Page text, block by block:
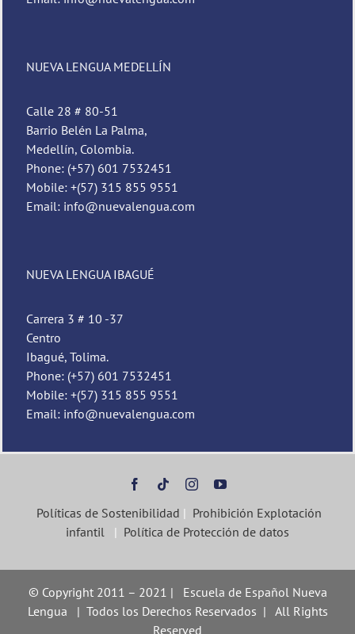
NUEVA LENGUA MEDELLÍN
Calle 28 # 80-51
Barrio Belén La Palma,
Medellín, Colombia.
Phone: (+57) 601 7532451
Mobile: +(57) 315 855 9551
Email: info@nuevalengua.com
NUEVA LENGUA IBAGUÉ
Carrera 3 # 10 -37
Centro
Ibagué, Tolima.
Phone: (+57) 601 7532451
Mobile: +(57) 315 855 9551
Email: info@nuevalengua.com
Políticas de Sostenibilidad | Prohibición Explotación
infantil | Política de Protección de datos
© Copyright 2011 – 2021 | Escuela de Español Nueva
Lengua | Todos los Derechos Reservados | All Rights
Reserved